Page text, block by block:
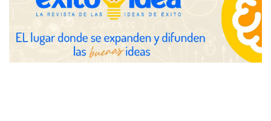
Fundación Mapfre y CISE lanzan el concurso ‘Talento Sénior’
para impulsar ideas innovadoras creadas por y para mayores